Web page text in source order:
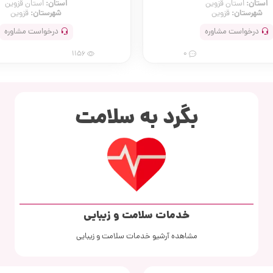
استان: استان قزوین
شهرستان:قزوین
درخواست مشاوره
0
استان:استان قزوین
شهرستان: قزوین
درخواست مشاوره
1156
بگرد به سلامت
خدمات سلامت و زیبایی
مشاهده آرشیو خدمات سلامت و زیبایی